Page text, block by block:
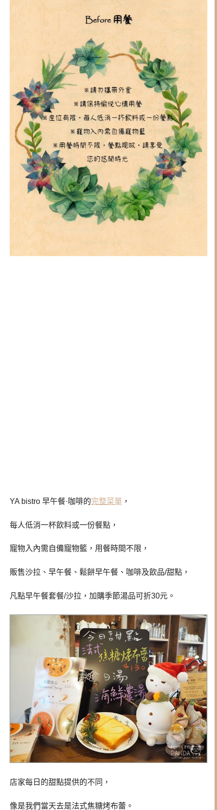
YA bistro 早午餐·咖啡的完整菜單 ，
每人低消一杯飲料或一份餐點，
寵物入內需自備寵物籃，用餐時間不限，
販售沙拉、早午餐、鬆餅早午餐、咖啡及飲品/甜點，
凡點早午餐套餐/沙拉，加購季節湯品可折30元。
店家每日的甜點提供的不同，
像是我們當天去是法式焦糖烤布蕾。